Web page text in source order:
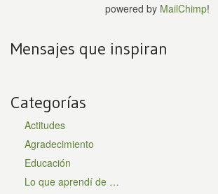
powered by MailChimp!
Mensajes que inspiran
Categorías
Actitudes
Agradecimiento
Educación
Lo que aprendí de …